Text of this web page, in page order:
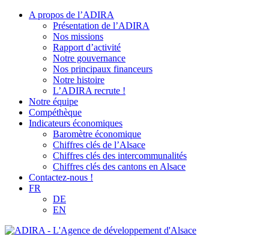
A propos de l’ADIRA
Présentation de l’ADIRA
Nos missions
Rapport d’activité
Notre gouvernance
Nos principaux financeurs
Notre histoire
L’ADIRA recrute !
Notre équipe
Compéthèque
Indicateurs économiques
Baromètre économique
Chiffres clés de l’Alsace
Chiffres clés des intercommunalités
Chiffres clés des cantons en Alsace
Contactez-nous !
FR
DE
EN